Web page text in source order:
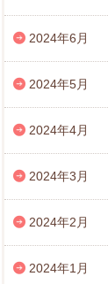
2024年6月
2024年5月
2024年4月
2024年3月
2024年2月
2024年1月